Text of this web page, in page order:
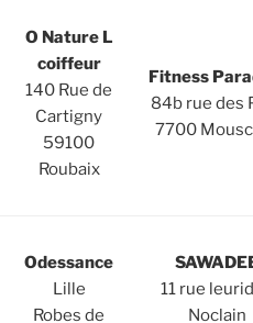
O Nature L
coiffeur
140 Rue de
Cartigny
59100
Roubaix
Fitness
84b rue des
7700
Odessance
Lille
Robes de
11 rue
Noclain